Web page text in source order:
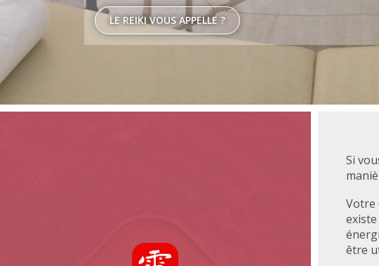
LE REIKI VOUS APPELLE ?
Si
Votre
être